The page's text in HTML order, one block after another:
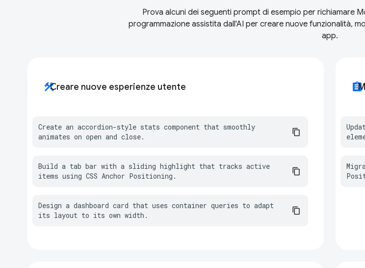
Prova alcuni dei seguenti prompt di esempio per richiamare
programmazione assistita dall'AI per creare nuove funzionalità,
app.
constructionCreare nuove esperienze utente
Create an accordion-style stats component that smoothly
animates on open and close.
Build a tab bar with a sliding highlight that tracks active
items using CSS Anchor Positioning.
Design a dashboard card that uses container queries to adapt
its layout to its own width.
assignment